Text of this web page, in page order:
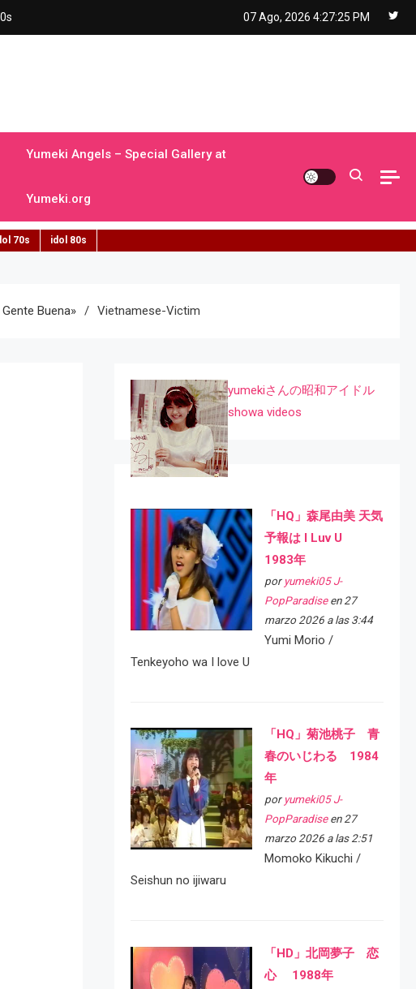
07 Ago, 2026 4:27:26 PM
Yumeki Angels – Special Gallery at
Yumeki.org
70s idol 80s
Buena» Vietnamese-Victim
yumekiさんの昭和アイドル
showa videos
「HQ」森尾由美 天気
予報は I Luv U
1983年
por yumeki05 J-
PopParadiseen 27
marzo 2026 a las 3:44
Yumi Morio /
Tenkeyoho wa I love U
「HQ」菊池桃子 青
春のいじわる 1984
年
por yumeki05 J-
PopParadiseen 27
marzo 2026 a las 2:51
Momoko Kikuchi /
Seishun no ijiwaru
「HD」北岡夢子 恋
心 1988年